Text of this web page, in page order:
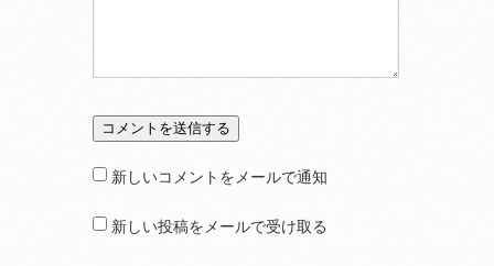
新しいコメントをメールで通知
新しい投稿をメールで受け取る